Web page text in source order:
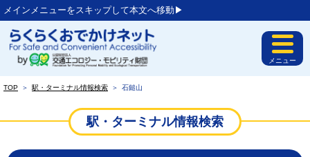
メインメニューをスキップして本文へ移動▶︎
メニュー
TOP ＞ 駅・ターミナル情報検索 ＞ 石鎚山
駅・ターミナル情報検索